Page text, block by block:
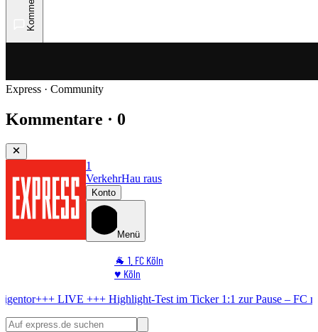
Express · Community
Kommentare · 0
1
VerkehrHau raus
Konto
Menü
🐐 1. FC Köln
♥️ Köln
🏆 Sport
Highlight-Test im Ticker1:1 zur Pause – FC mit Durchhänger